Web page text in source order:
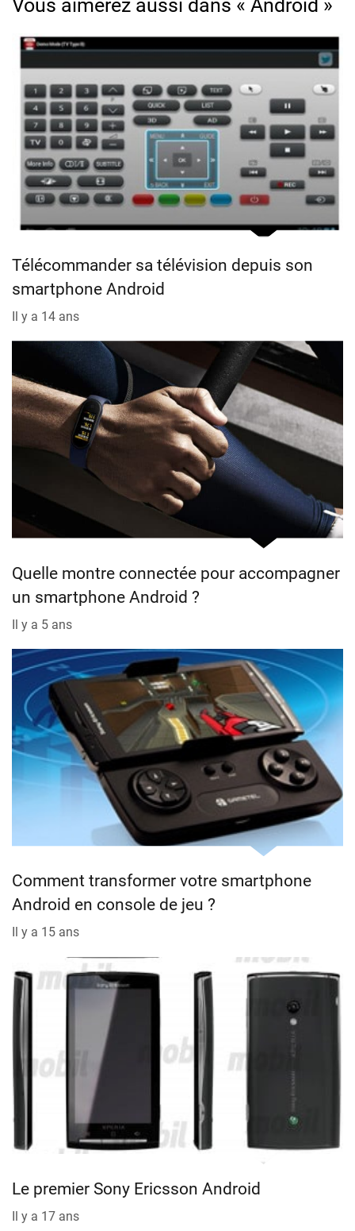
Vous aimerez aussi dans « Android »
Télécommander sa télévision depuis son
smartphone Android
Il y a 14 ans
Quelle montre connectée pour accompagner
un smartphone Android ?
Il y a 5 ans
Comment transformer votre smartphone
Android en console de jeu ?
Il y a 15 ans
Le premier Sony Ericsson Android
Il y a 17 ans